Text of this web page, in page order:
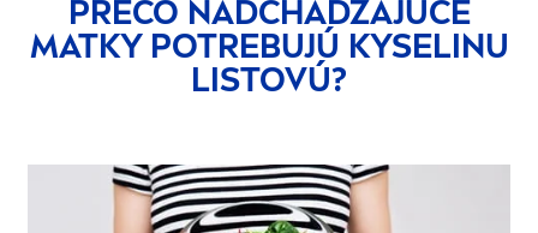
PREČO NADCHÁDZAJÚCE
MATKY POTREBUJÚ KYSELINU
LISTOVÚ?